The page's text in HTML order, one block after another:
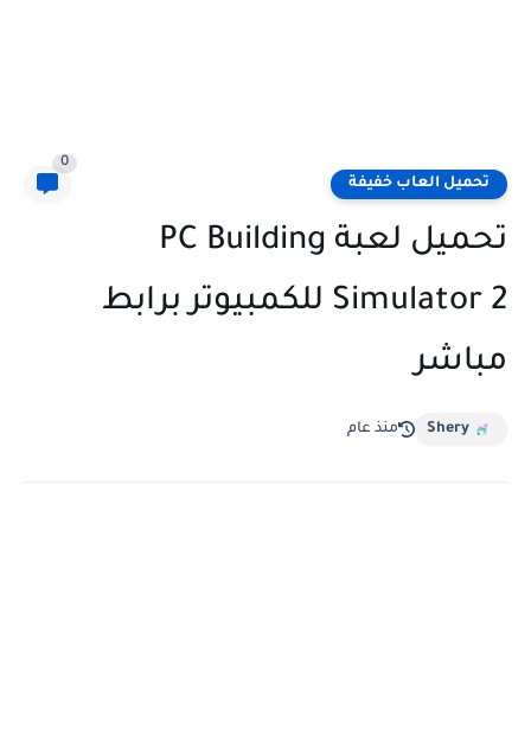
تحميل العاب خفيفة
0
تحميل لعبة PC Building
Simulator 2 للكمبيوتر برابط
مباشر
Shery منذ عام